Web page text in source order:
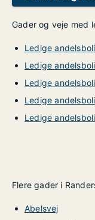
Gader og veje med
Ledige
Ledige
Ledige
Ledige
Ledige
Flere gader i
Abelsvej